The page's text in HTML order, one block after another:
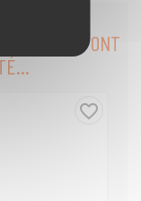
PRODUIT ONT
favorite_border